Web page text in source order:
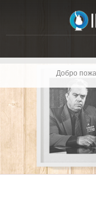
ГЛАВНАЯ
СТАТЬИ
КАТАЛОГ
ГОСТИНИЦЫ
ЭКСКУРСИИ
СОБЫТИЯ
КАРТА
Добро